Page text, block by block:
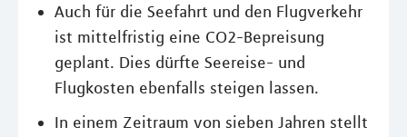
Auch für die Seefahrt und den Flugverkehr
ist mittelfristig eine CO2-Bepreisung
geplant. Dies dürfte Seereise- und
Flugkosten ebenfalls steigen lassen.
In einem Zeitraum von sieben Jahren stellt